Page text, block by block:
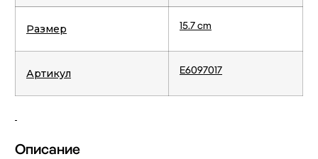
Размер 15.7 cm
Артикул E6097017
Описание